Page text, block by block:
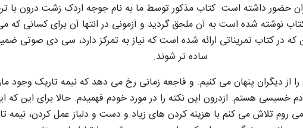
حضور داشته است. کتاب مذکور توسط ما به نام جوجه اردک زشت درون با
ای که در سال ۲۰۱۰ توسط نویسنده کتاب نوشته شده است به آن ملحق گردید و آزمونی در انتها آن
در کتاب تمریناتی ارائه شده است که نیاز به تمرکز دارد، سی دی صوتی
ساده تر شوند.
از دیگران پنهان می کنیم. و فاجعه زمانی رخ می دهد که نیمه تاریک وجود
خسیسی هستم. ازدرون این نکته را در مورد خودم فهمیدم. حالا برای این
می روم تلاش می کنم با هزینه کردن­ های زیاد و دست و دلباز عمل کردن، نیمه